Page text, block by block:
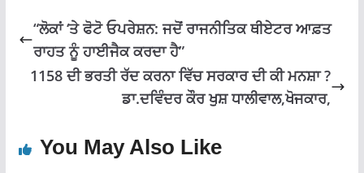
k p
“ਲੋਕਾਂ ‘ਤੇ ਫੋਟੋ ਓਪਰੇਸ਼ਨ: ਜਦੋਂ ਰਾਜਨੀਤਿਕ ਥੀਏਟਰ ਆਫ਼ਤ
ਰਾਹਤ ਨੂੰ ਹਾਈਜੈਕ ਕਰਦਾ ਹੈ”
1158 ਦੀ ਭਰਤੀ ਰੱਦ ਕਰਨਾ ਵਿੱਚ ਸਰਕਾਰ ਦੀ ਕੀ ਮਨਸ਼ਾ ?
ਡਾ.ਦਵਿੰਦਰ ਕੌਰ ਖੁਸ਼ ਧਾਲੀਵਾਲ,ਖੋਜਕਾਰ,
You May Also Like